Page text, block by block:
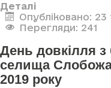
Деталі
Опубліковано: 23
Перегляди: 241
День довкілля з
селища
2019 року